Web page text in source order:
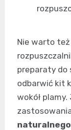
Nie warto
preparaty do
odbarwić kit
wokół